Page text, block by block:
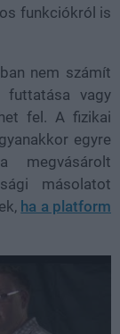
funkciókról is
nem számít
futtatása vagy
fel. A fizikai
egyre
megvásárolt
másolatot
ha a platform